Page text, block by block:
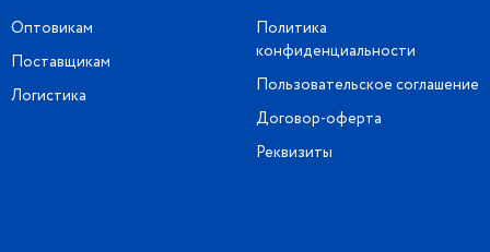
Оптовикам
Поставщикам
Логистика
Политика
конфиденциальности
Пользовательское соглашение
Договор-оферта
Реквизиты